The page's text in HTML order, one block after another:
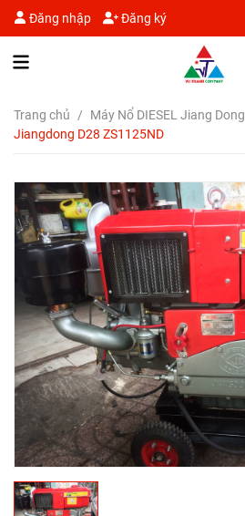
Đăng nhập Đăng ký
Trang chủ / Máy Nổ DIESEL Jiang Dong
Jiangdong D28 ZS1125ND